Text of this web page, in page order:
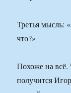
Третья мысль:
что?»
Похоже на
получится